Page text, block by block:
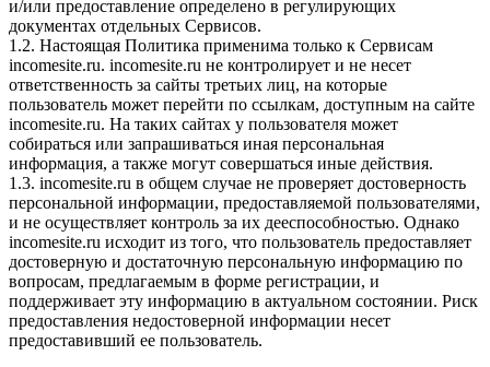
и/или предоставление определено в регулирующих
документах отдельных Сервисов.
1.2. Настоящая Политика применима только к Сервисам
incomesite.ru. incomesite.ru не контролирует и не несет
ответственность за сайты третьих лиц, на которые
пользователь может перейти по ссылкам, доступным на сайте
incomesite.ru. На таких сайтах у пользователя может
собираться или запрашиваться иная персональная
информация, а также могут совершаться иные действия.
1.3. incomesite.ru в общем случае не проверяет достоверность
персональной информации, предоставляемой пользователями,
и не осуществляет контроль за их дееспособностью. Однако
incomesite.ru исходит из того, что пользователь предоставляет
достоверную и достаточную персональную информацию по
вопросам, предлагаемым в форме регистрации, и
поддерживает эту информацию в актуальном состоянии. Риск
предоставления недостоверной информации несет
предоставивший ее пользователь.